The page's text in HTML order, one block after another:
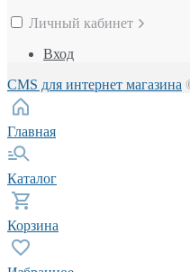
Личный кабинет
Вход
CMS для интернет магазина
Главная
Каталог
Корзина